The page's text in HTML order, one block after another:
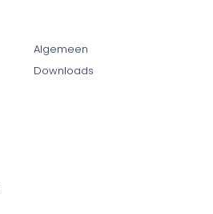
Algemeen
Downloads